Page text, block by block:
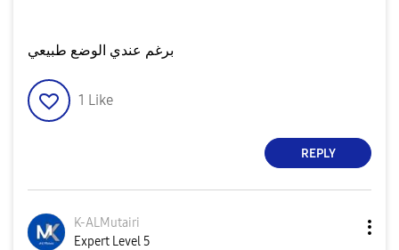
برغم عندي الوضع طبيعي
1 Like
REPLY
K-ALMutairi
Expert Level 5